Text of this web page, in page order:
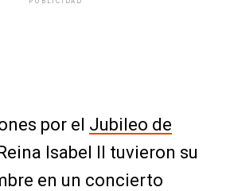
por el Jubileo de
Isabel II tuvieron su
en un concierto